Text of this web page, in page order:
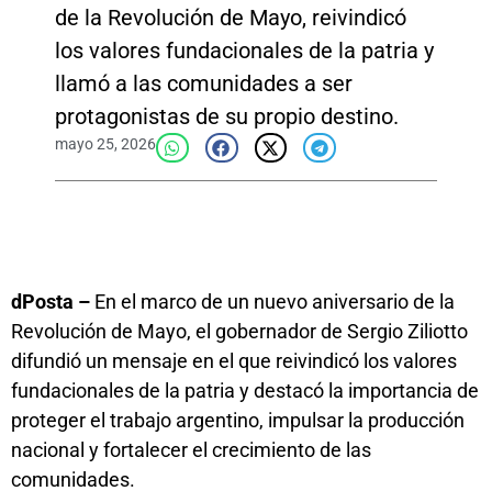
de la Revolución de Mayo, reivindicó
los valores fundacionales de la patria y
llamó a las comunidades a ser
protagonistas de su propio destino.
mayo 25, 2026
dPosta – En el marco de un nuevo aniversario de la
Revolución de Mayo, el gobernador de Sergio Ziliotto
difundió un mensaje en el que reivindicó los valores
fundacionales de la patria y destacó la importancia de
proteger el trabajo argentino, impulsar la producción
nacional y fortalecer el crecimiento de las
comunidades.